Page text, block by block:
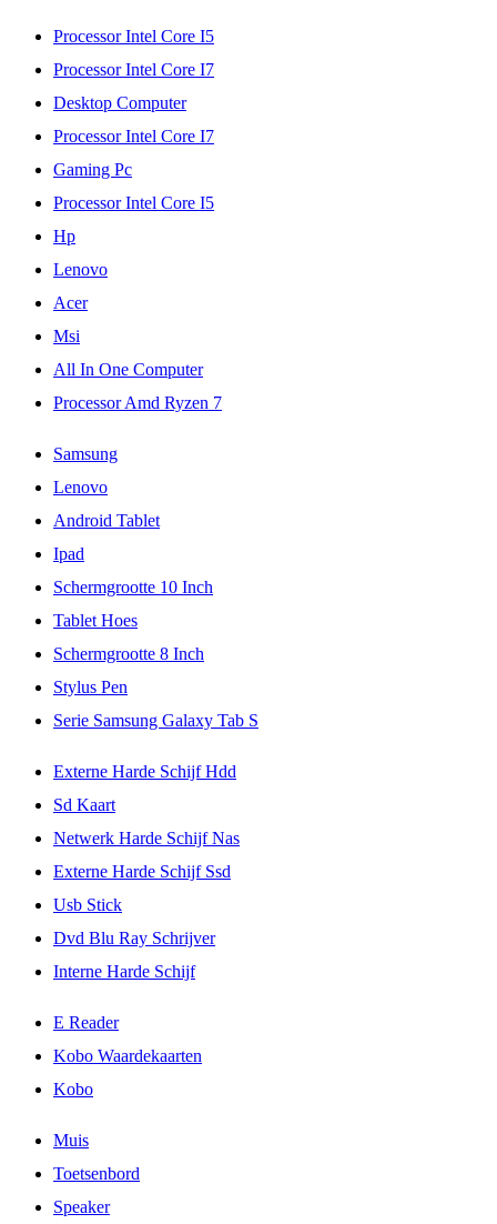
Processor Intel Core I5
Processor Intel Core I7
Desktop Computer
Processor Intel Core I7
Gaming Pc
Processor Intel Core I5
Hp
Lenovo
Acer
Msi
All In One Computer
Processor Amd Ryzen 7
Samsung
Lenovo
Android Tablet
Ipad
Schermgrootte 10 Inch
Tablet Hoes
Schermgrootte 8 Inch
Stylus Pen
Serie Samsung Galaxy Tab S
Externe Harde Schijf Hdd
Sd Kaart
Netwerk Harde Schijf Nas
Externe Harde Schijf Ssd
Usb Stick
Dvd Blu Ray Schrijver
Interne Harde Schijf
E Reader
Kobo Waardekaarten
Kobo
Muis
Toetsenbord
Speaker